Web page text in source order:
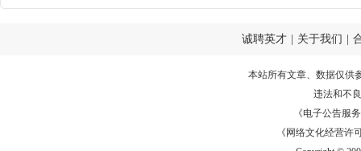
诚聘英才 关于我们
本站所有文章、数据仅供
违法和不
《电子公告服务
《网络文化经营许